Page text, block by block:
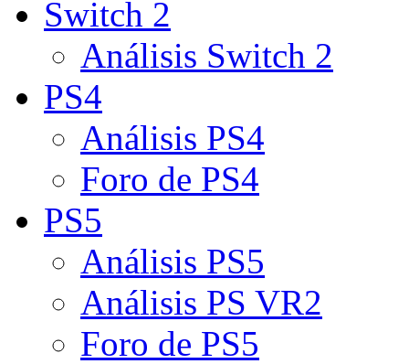
Switch 2
Análisis Switch 2
PS4
Análisis PS4
Foro de PS4
PS5
Análisis PS5
Análisis PS VR2
Foro de PS5